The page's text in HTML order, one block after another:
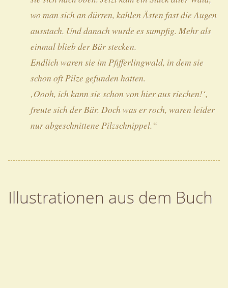
wo man sich an dürren, kahlen Ästen fast die Augen
ausstach. Und danach wurde es sumpfig. Mehr als
einmal blieb der Bär stecken.
Endlich waren sie im Pfifferlingwald, in dem sie
schon oft Pilze gefunden hatten.
‚Oooh, ich kann sie schon von hier aus riechen!‘,
freute sich der Bär. Doch was er roch, waren leider
nur abgeschnittene Pilzschnippel.“
Illustrationen aus dem Buch